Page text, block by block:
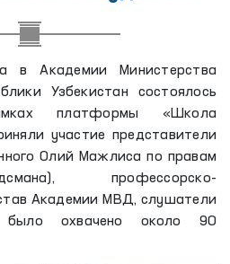
в Академии Министерства
Узбекистан состоялось
платформы «Школа
участие представители
Олий Мажлиса по правам
профессорско-
Академии МВД, слушатели
охвачено около 90